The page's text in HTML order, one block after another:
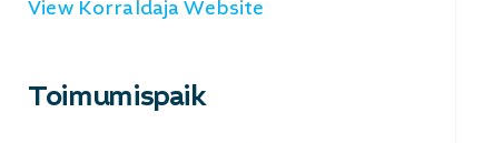
View Korraldaja Website
Toimumispaik